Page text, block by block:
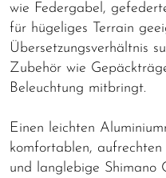
wie Federgabel,
für hügeliges Terrain
Übersetzungsverhältnis
Zubehör wie
Beleuchtung mitbringt.
Einen leichten
komfortablen, aufrechten
und langlebige Shimano